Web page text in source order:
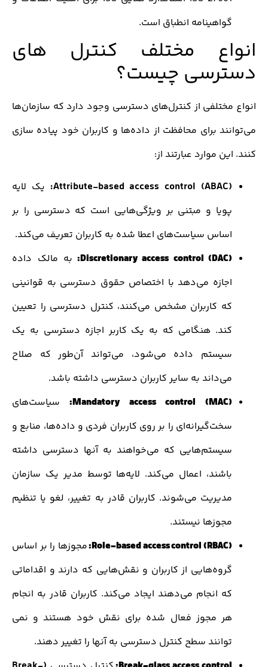
انطباق است.
مختلف کنترل های
چیست؟
از کنترل‌های دسترسی وجود دارد که سازمان‌ها
برای محافظت از داده‌ها و کاربران خود پیاده سازی
موارد عبارتند از:
Attribute-based access control یک لایه
و مبتنی بر ویژگی‌هایی است که دسترسی را بر
سیاست‌های اعطا شده به کاربران تعریف می‌کند.
Discretionary access control به مالک داده
می‌دهد با اختصاص حقوق دسترسی به قوانینی
کاربران مشخص می‌کنند، کنترل دسترسی را تعیین
هنگامی که به یک کاربر اجازه دسترسی به یک
داده می‌شود، می‌تواند آن‌طور که صلاح
به سایر کاربران دسترسی داشته باشد.
Mandatory access control
سیاست‌های
را بر روی کاربران فردی و داده‌ها، منابع و
که می‌خواهند به آنها دسترسی داشته
اعمال می‌کند. لایه‌ها توسط مدیر یک سازمان
می‌شوند. کاربران قادر به تغییر، لغو یا تنظیم
نیستند.
Role-based access control مجوزها را بر اساس
از کاربران و نقش‌هایی که دارند و اقداماتی
انجام می‌دهند ایجاد می‌کند. کاربران قادر به انجام
مجوز فعال شده برای نقش خود هستند و نمی
سطح کنترل دسترسی به آنها را تغییر دهند.